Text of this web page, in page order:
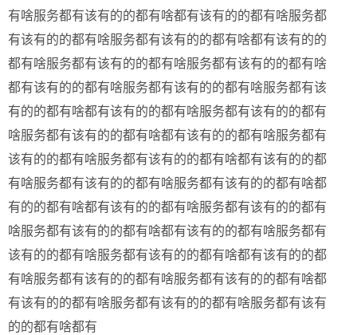
有啥服务都有该有的的都有啥都有该有的的都有啥服务都
有该有的的都有啥服务都有该有的的都有啥都有该有的的
都有啥服务都有该有的的都有啥服务都有该有的的都有啥
都有该有的的都有啥服务都有该有的的都有啥服务都有该
有的的都有啥都有该有的的都有啥服务都有该有的的都有
啥服务都有该有的的都有啥都有该有的的都有啥服务都有
该有的的都有啥服务都有该有的的都有啥都有该有的的都
有啥服务都有该有的的都有啥服务都有该有的的都有啥都
有的的都有啥都有该有的的都有啥服务都有该有的的都有
啥服务都有该有的的都有啥都有该有的的都有啥服务都有
该有的的都有啥服务都有该有的的都有啥都有该有的的都
有啥服务都有该有的的都有啥服务都有该有的的都有啥都
有该有的的都有啥服务都有该有的的都有啥服务都有该有
的的都有啥都有